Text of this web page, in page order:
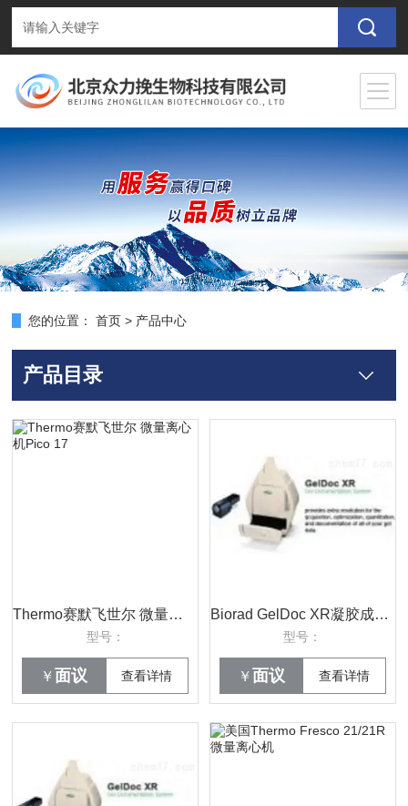
您的位置： 首页 > 产品中心
产品目录
Thermo赛默飞世尔 微量离心机Pico 17
型号：
￥ 面议 查看详情
Biorad GelDoc XR凝胶成像系统理
型号：
￥ 面议 查看详情